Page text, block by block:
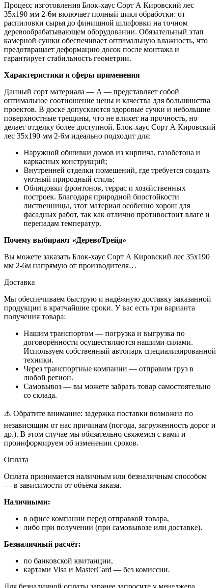
Процесс изготовления Блок-хаус Cорт А Кировский лес
35х190 мм 2-6м включает полный цикл обработки: от
распиловки сырья до финишной шлифовки на точном
деревообрабатывающем оборудовании. Обязательный этап
камерной сушки обеспечивает оптимальную влажность, что
предотвращает деформацию досок после монтажа и
гарантирует стабильность геометрии.
Характеристики и сферы применения
Данный сорт материала — A — представляет собой
оптимальное соотношение цены и качества для большинства
проектов. В доске допускаются здоровые сучки и небольшие
поверхностные трещины, что не влияет на прочность, но
делает отделку более доступной. Блок-хаус Cорт А Кировский
лес 35х190 мм 2-6м идеально подходит для:
Наружной обшивки домов из кирпича, газобетона и
каркасных конструкций;
Внутренней отделки помещений, где требуется создать
уютный природный стиль;
Облицовки фронтонов, террас и хозяйственных
построек. Благодаря природной биостойкости
лиственницы, этот материал особенно хорош для
фасадных работ, так как отлично противостоит влаге и
перепадам температур.
Почему выбирают «ДеревоТрейд»
Вы можете заказать Блок-хаус Cорт А Кировский лес 35х190
мм 2-6м напрямую от производителя…
Доставка
Мы обеспечиваем быструю и надёжную доставку заказанной
продукции в кратчайшие сроки. У вас есть три варианта
получения товара:
Нашим транспортом — погрузка и выгрузка по
договорённости осуществляются нашими силами.
Используем собственный автопарк специализированной
техники.
Через транспортные компании — отправим груз в
любой регион.
Самовывоз — вы можете забрать товар самостоятельно
со склада.
⚠️ Обратите внимание: задержка поставки возможна по
независящим от нас причинам (погода, загруженность дорог и
др.). В этом случае мы обязательно свяжемся с вами и
проинформируем об изменении сроков.
Оплата
Оплата принимается наличным или безналичным способом
— в зависимости от объёма заказа.
Наличными:
в офисе компании перед отправкой товара,
либо при получении (при самовывозе или доставке).
Безналичный расчёт:
по банковской квитанции,
картами Visa и MasterCard — без комиссии.
Для безналичной оплаты заранее запросите у менеджера